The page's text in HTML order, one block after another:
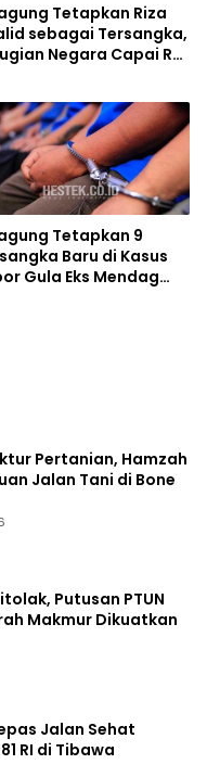
Tetapkan Riza
sebagai Tersangka,
Negara Capai Rp
Tetapkan 9
Baru di Kasus
Gula Eks Mendag
Pertanian, Hamzah
Jalan Tani di Bone
Putusan PTUN
Makmur Dikuatkan
Jalan Sehat
RI di Tibawa